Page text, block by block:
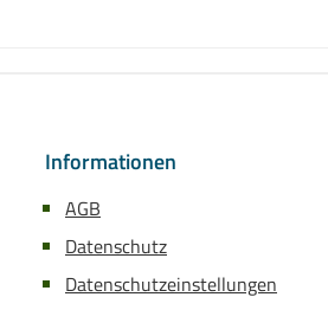
Informationen
AGB
Datenschutz
Datenschutzeinstellungen